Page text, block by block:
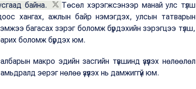
байна.
Төсөл хэрэгжсэнээр манай улс түлш
хангах, ажлын байр нэмэгдэх, улсын татварын
багасах зэрэг боломж бүрдэхийн зэрэгцээ түлш,
боломж бүрдэх юм.
макро эдийн засгийн түвшинд үзүүлэх нөлөөлөл
эерэг нөлөө үзүүлэх нь дамжиггүй юм.